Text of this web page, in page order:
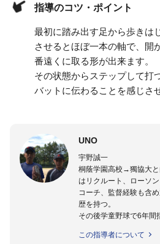
指導のコツ・ポイント
最初に踏み出す足から歩きは
させるとほぼ一本の軸で、開
番遠くに取る形が出来ます。
その状態からステップして打
バットに伝わることを感じさ
UNO
宇野誠一
桐蔭学園高校→獨協大
はリクルート、ローソ
コーチ、監督経験も含
歴を持つ。
その後学童野球で6年間
ー12代表に育てた（
この指導者について